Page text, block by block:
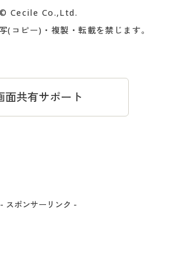
ン サイトマップ
忘れの場合
© Cecile Co.,Ltd.
(コピー)・複製・転載を禁じます。
面共有サポート
- スポンサーリンク -